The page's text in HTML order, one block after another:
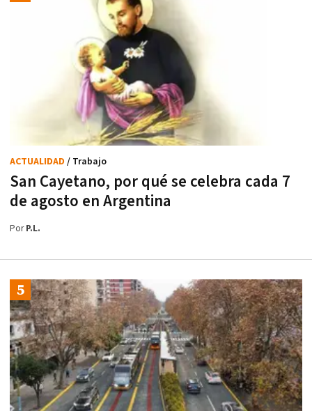
San Cayetano, por qué se celebra cada 7
de agosto en Argentina
ACTUALIDAD / Trabajo
PorP.L.